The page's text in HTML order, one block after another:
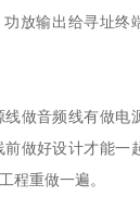
放输出给寻址终
做音频线有做电
做好设计才能一
程重做一遍。